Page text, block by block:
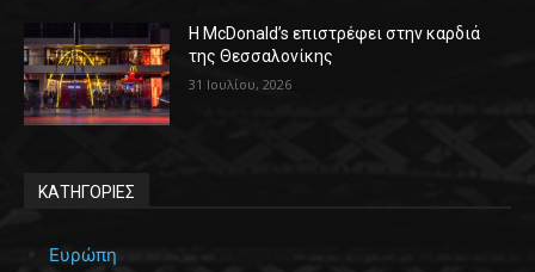
Η McDonald’s επιστρέφει στην καρδιά
της Θεσσαλονίκης
31 Ιουλίου, 2026
ΚΑΤΗΓΟΡΙΕΣ
Ευρώπη